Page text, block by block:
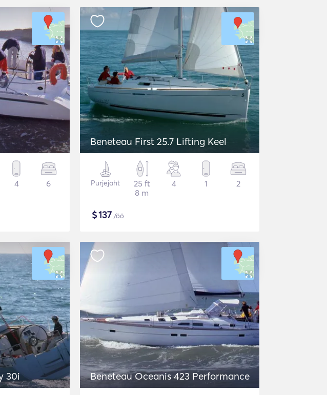
4 6
Beneteau First 25.7 Lifting Keel
Purjejaht
25 ft
8 m
4 1 2
$137 /öö
30i Beneteau Oceanis 423 Performance